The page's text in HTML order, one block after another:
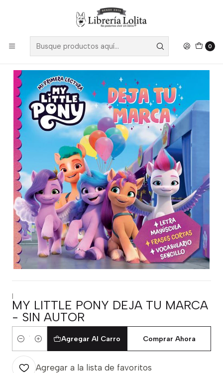
0
Despacho a todo Chile
|
MY LITTLE PONY DEJA TU MARCA
- SIN AUTOR
Cantidad
Agregar Al Carro Comprar Ahora
Agregar a la lista de favoritos